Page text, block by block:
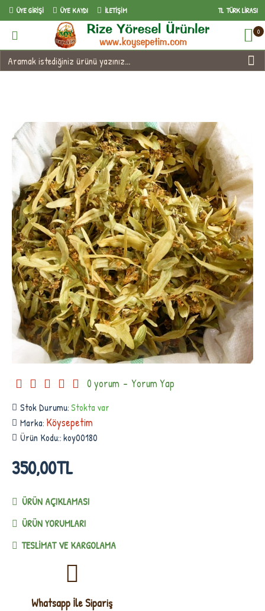
ÜYE GIRIŞI ÜYE KAYDI İLETIŞIM TL TÜRK LIRASI
0
Stok Durumu:Stokta var
Marka: Köysepetim
Ürün Kodu::koy00180
0 yorum - Yorum Yap
350,00TL
Whatsapp İle Sipariş
ÜRÜN AÇIKLAMASI
ÜRÜN YORUMLARI
TESLIMAT VE KARGOLAMA